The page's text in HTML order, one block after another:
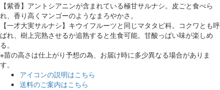
【紫香】アントシアニンが含まれている極甘サルナシ。皮ごと食べら
れ、香り高くマンゴーのようなまろやかさ。
【一才大実サルナシ】キウイフルーツと同じマタタビ科。コクワとも呼
ばれ、樹上完熟させるか追熟すると生食可能。甘酸っぱい味が楽しめ
る。
※苗の高さは仕上がり予想の為、お届け時に多少異なる場合がありま
す。
アイコンの説明はこちら
送料のご案内はこちら